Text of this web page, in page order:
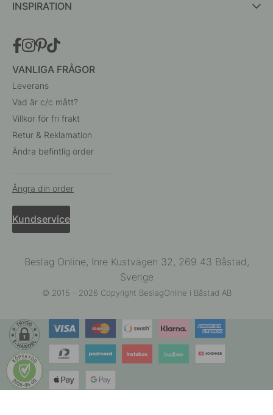
INSPIRATION
VANLIGA FRÅGOR
Leverans
Vad är c/c mått?
Villkor för fri frakt
Retur & Reklamation
Ändra befintlig order
Ångra din order
Kundservice
Beslag Online, Inre Kustvägen 32, 269 43 Båstad,
Sverige
© 2015 - 2026 Copyright BeslagOnline i Båstad AB